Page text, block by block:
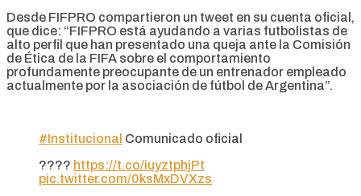
Desde FIFPRO compartieron un tweet en su cuenta oficial,
que dice: “FIFPRO está ayudando a varias futbolistas de
alto perfil que han presentado una queja ante la Comisión
de Ética de la FIFA sobre el comportamiento
profundamente preocupante de un entrenador empleado
actualmente por la asociación de fútbol de Argentina”.
#Institucional Comunicado oficial
???? https://t.co/iuyztphjPt
pic.twitter.com/0ksMxDVXzs